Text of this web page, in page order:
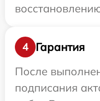
4
Гарантия
После
подписания